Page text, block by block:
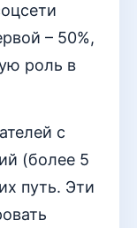
– 50%,
роль в
с
(более 5
путь. Эти